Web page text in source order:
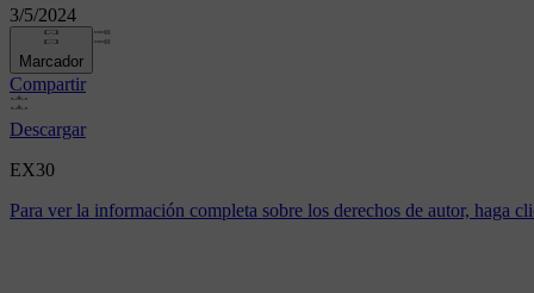
3/5/2024
Marcador
Compartir
Descargar
EX30
Para ver la información completa sobre los derechos de autor, haga